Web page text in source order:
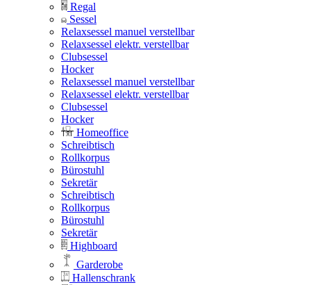
Regal
Sessel
Relaxsessel manuel verstellbar
Relaxsessel elektr. verstellbar
Clubsessel
Hocker
Relaxsessel manuel verstellbar
Relaxsessel elektr. verstellbar
Clubsessel
Hocker
Homeoffice
Schreibtisch
Rollkorpus
Bürostuhl
Sekretär
Schreibtisch
Rollkorpus
Bürostuhl
Sekretär
Highboard
Garderobe
Hallenschrank